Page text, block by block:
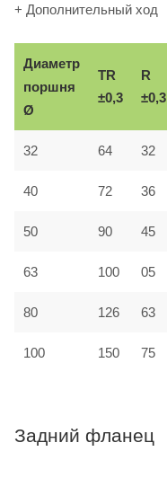
+ Дополнительный ход
Диаметр
поршня
Ø
TR
±0,3
R
±0,3
32 64 32
40 72 36
50 90 45
63 100 05
80 126 63
100 150 75
Задний фланец